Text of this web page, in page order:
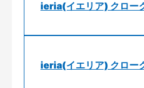
ieria(イエリア) クロー
ieria(イエリア) クロー